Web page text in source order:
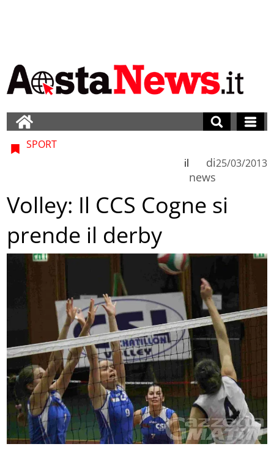
SPORT
di
news
il 25/03/2013
Volley: Il CCS Cogne si
prende il derby